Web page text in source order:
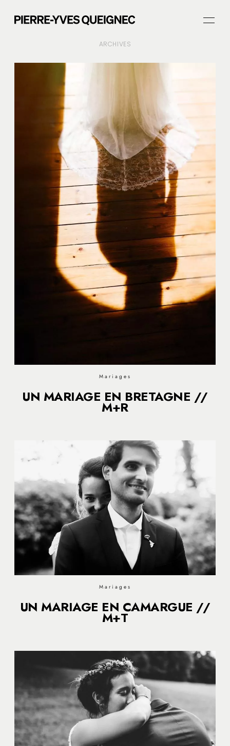
ACCUEIL
PORTFOLIO
Prestations
À propos
CONTACT
ARCHIVES
Mariages
UN MARIAGE EN BRETAGNE //
M+R
Mariages
UN MARIAGE EN CAMARGUE //
M+T